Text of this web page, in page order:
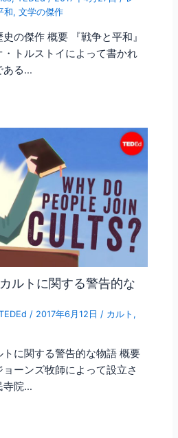
和,文学の傑作
の傑作 概要 『戦争と平和』
トルストイによって書かれ
ある…
ルトに関する警告的な
/ 2017年6月12日/ カルト ,
に関する警告的な物語 概要
ーンズ牧師によって設立さ
寺院…